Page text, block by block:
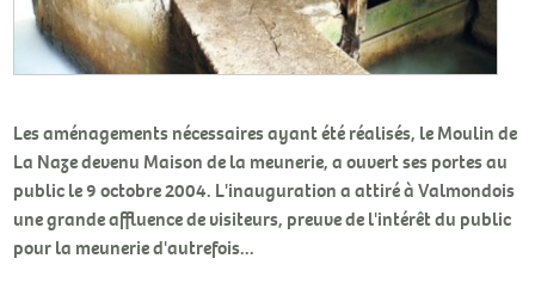
Les aménagements nécessaires ayant été réalisés, le Moulin de
La Naze devenu Maison de la meunerie, a ouvert ses portes au
public le 9 octobre 2004. L'inauguration a attiré à Valmondois
une grande affluence de visiteurs, preuve de l'intérêt du public
pour la meunerie d'autrefois...